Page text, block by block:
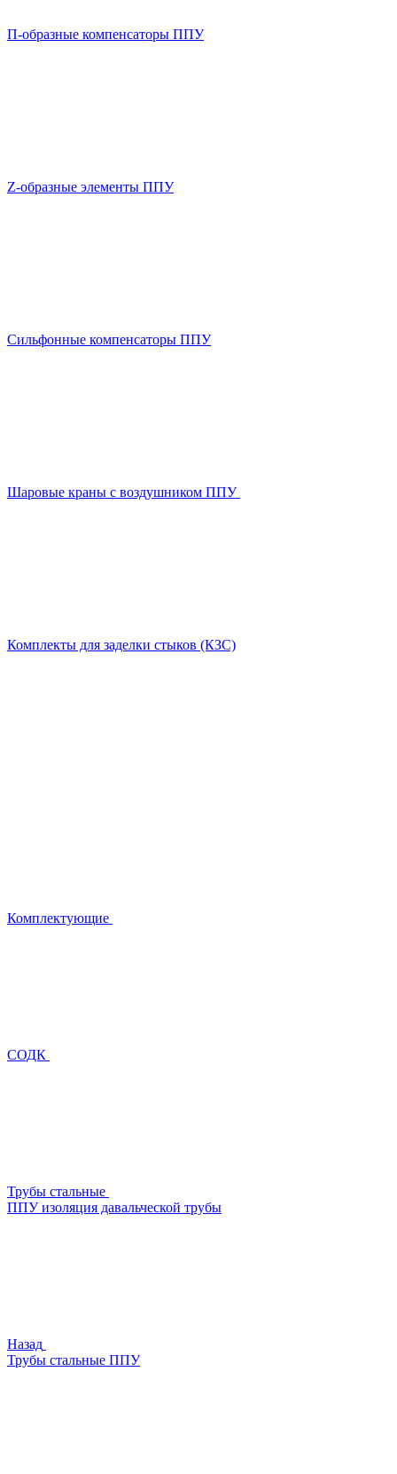
П-образные компенсаторы ППУ
Z-образные элементы ППУ
Сильфонные компенсаторы ППУ
Шаровые краны с воздушником ППУ
Комплекты для заделки стыков (КЗС)
Комплектующие
СОДК
Трубы стальные
ППУ изоляция давальческой трубы
Назад
Трубы стальные ППУ